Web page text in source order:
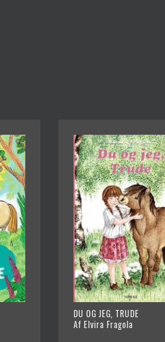
DU OG JEG, TRUDE
Af Elvira Fragola